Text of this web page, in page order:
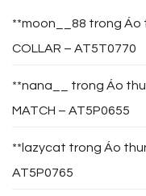
**moon__88 trong Áo
COLLAR – AT5T0770
**nana__ trong Áo
MATCH – AT5P0655
**lazycat trong Áo
AT5P0765